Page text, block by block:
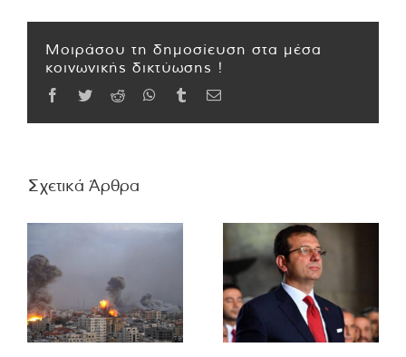
Μοιράσου τη δημοσίευση στα μέσα
κοινωνικής δικτύωσης !
Facebook
TwitterReddit WhatsApp
TumblrEmail
Σχετικά Άρθρα